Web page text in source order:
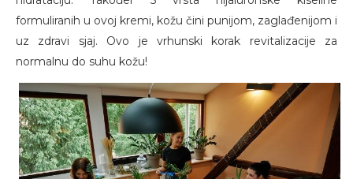
formuliranih u ovoj kremi, kožu čini punijom, zaglađenijom i
uz zdravi sjaj. Ovo je vrhunski korak revitalizacije za
normalnu do suhu kožu!